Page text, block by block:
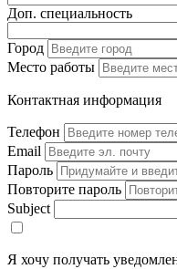
Доп. специальность
Город
Место работы
Контактная информация
Телефон
Email
Пароль
Повторите пароль
Subject
Я хочу получать